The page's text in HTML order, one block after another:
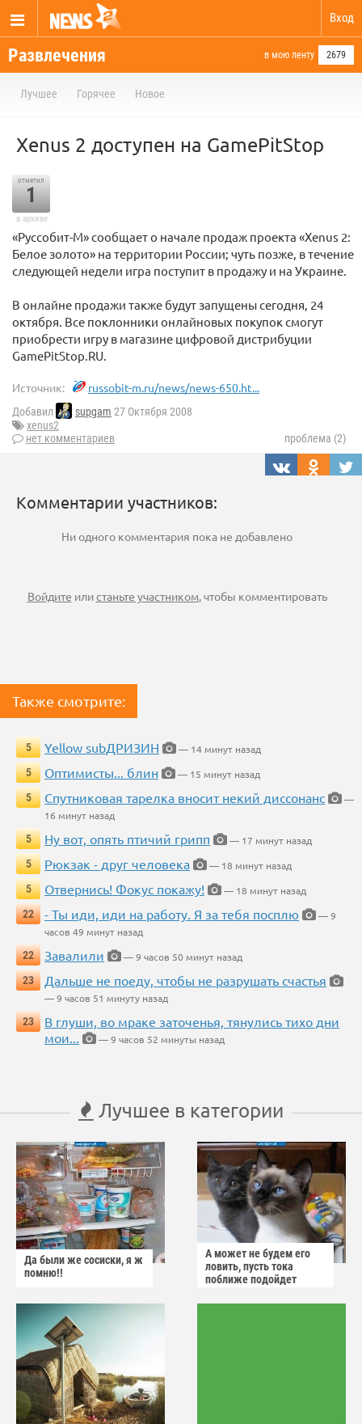
Вход
Развлечения в мою ленту 2679
Лучшее Горячее Новое
Xenus 2 доступен на GamePitStop
отметил
1
в архиве
«Руссобит-М» сообщает о начале продаж проекта «Xenus 2:
Белое золото» на территории России; чуть позже, в течение
следующей недели игра поступит в продажу и на Украине.
В онлайне продажи также будут запущены сегодня, 24
октября. Все поклонники онлайновых покупок смогут
приобрести игру в магазине цифровой дистрибуции
GamePitStop.RU.
Источник: russobit-m.ru/news/news-650.ht...
Добавил supgam 27 Октября 2008
xenus2
нет комментариев
проблема (2)
Комментарии участников:
Ни одного комментария пока не добавлено
Войдите илистаньте участником, чтобы комментировать
Также смотрите:
5 Yellow subДРИЗИН
— 14 минут назад
5
Оптимисты... блин
— 15 минут назад
5
Спутниковая тарелка вносит некий диссонанс
—
16 минут назад
5
Ну вот, опять птичий грипп
— 17 минут назад
5
Рюкзак - друг человека
— 18 минут назад
5
Отвернись! Фокус покажу!
— 18 минут назад
22
- Ты иди, иди на работу. Я за тебя посплю
— 9
часов 49 минут назад
22
Завалили
— 9 часов 50 минут назад
23
Дальше не поеду, чтобы не разрушать счастья
— 9 часов 51 минуту назад
23
В глуши, во мраке заточенья, тянулись тихо дни
мои...
— 9 часов 52 минуты назад
Лучшее в категории
Да были же сосиски, я ж
помню!!
А может не будем его
ловить, пусть тока
поближе подойдет